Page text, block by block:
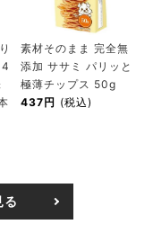
素材そのまま 完全無
添加 ササミ パリッと
極薄チップス 50g
437円 (税込)
る